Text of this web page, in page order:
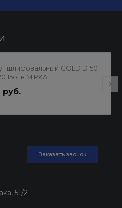
шлифовальный GOLD D150
15отв MIRKA
руб.
Заказать звонок
51/2